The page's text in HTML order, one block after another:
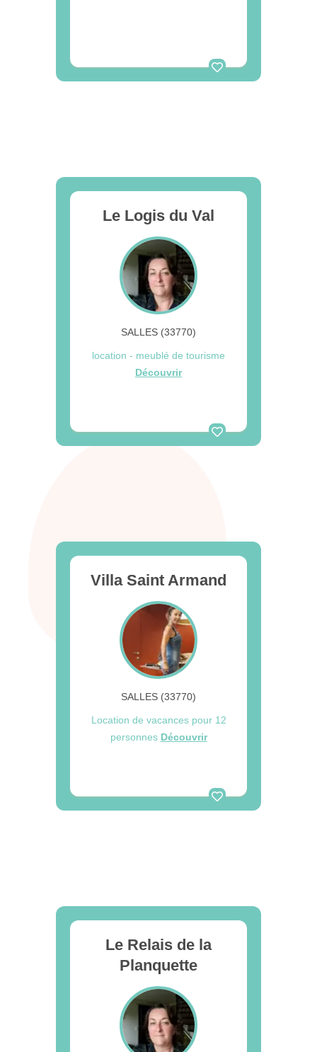
Le Logis du Val
SALLES (33770)
location - meublé de tourisme
Découvrir
Villa Saint Armand
SALLES (33770)
Location de vacances pour 12
personnes Découvrir
Le Relais de la
Planquette